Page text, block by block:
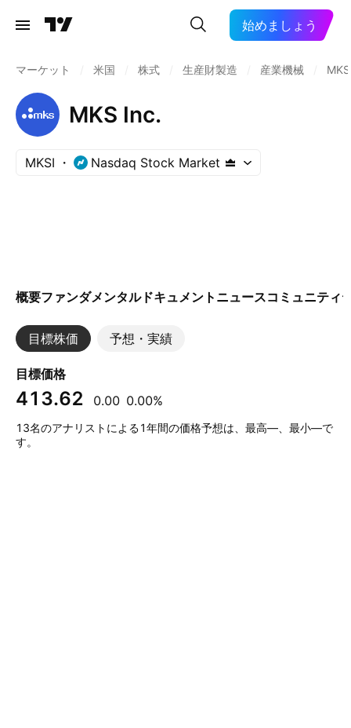
始めましょう
マーケット 米国 株式 生産財製造 産業機械
MKS Inc.
MKSI Nasdaq Stock Market
概要ファンダメンタルドキュメント ニュースコミュニティ
目標株価 予想・実績
目標価格
413.62 0.00 0.00%
13名のアナリストによる1年間の価格予想は、最高—、最小—で
す。